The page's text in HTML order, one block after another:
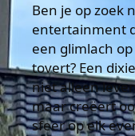
Ben je op zoek
entertainment
een glimlach
tovert? Een
niet alleen
maar creëert
sfeer op elk